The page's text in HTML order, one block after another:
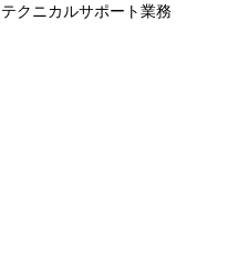
テクニカルサポート業務